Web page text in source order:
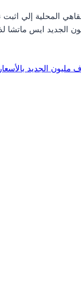
المحلية إلي اثبت
الجديد ايس ماتشا
مليون الجديد